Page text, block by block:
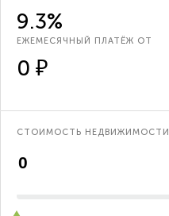
9.3%
ЕЖЕМЕСЯЧНЫЙ ПЛАТЁЖ ОТ
0 ₽
СТОИМОСТЬ НЕДВИЖИМОСТИ